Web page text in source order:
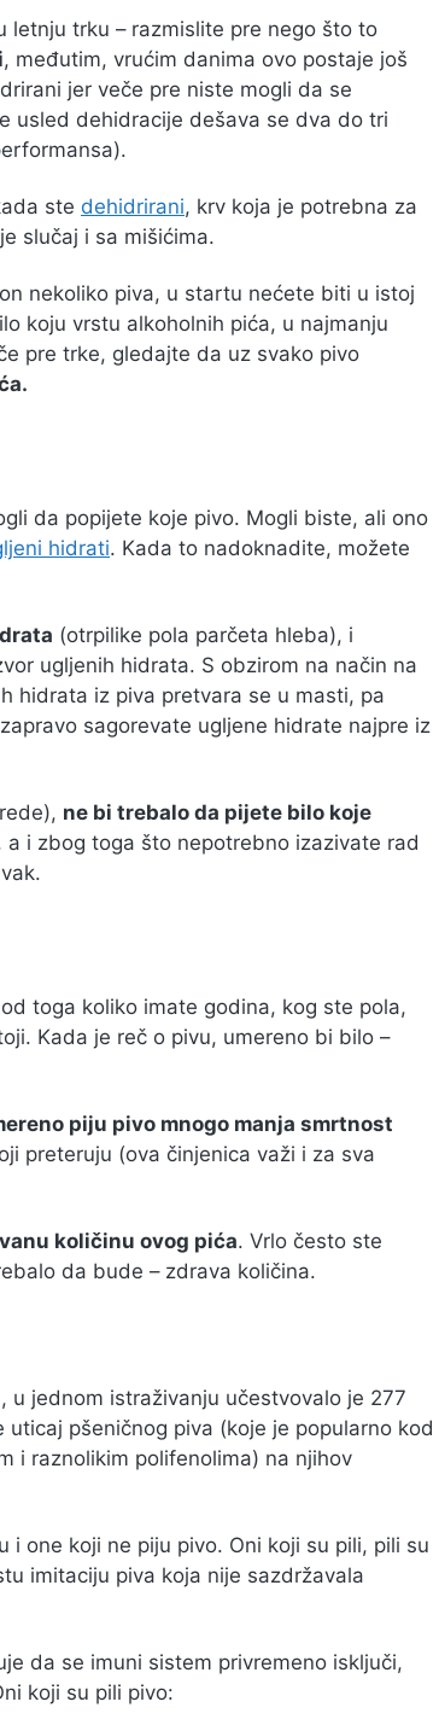
trku – razmislite pre nego što to
, međutim, vrućim danima ovo postaje još
jer veče pre niste mogli da se
usled dehidracije dešava se dva do tri
ste dehidrirani, krv koja je potrebna za
slučaj i sa mišićima.
nekoliko piva, u startu nećete biti u istoj
koju vrstu alkoholnih pića, u najmanju
pre trke, gledajte da uz svako pivo
da popijete koje pivo. Mogli biste, ali ono
hidrati. Kada to nadoknadite, možete
(otrpilike pola parčeta hleba), i
ugljenih hidrata. S obzirom na način na
hidrata iz piva pretvara se u masti, pa
sagorevate ugljene hidrate najpre iz
ne bi trebalo da pijete bilo koje
i zbog toga što nepotrebno izazivate rad
toga koliko imate godina, kog ste pola,
Kada je reč o pivu, umereno bi bilo –
piju pivo mnogo manja smrtnost
preteruju (ova činjenica važi i za sva
količinu ovog pića. Vrlo često ste
da bude – zdrava količina.
jednom istraživanju učestvovalo je 277
pšeničnog piva (koje je popularno kod
i raznolikim polifenolima) na njihov
one koji ne piju pivo. Oni koji su pili, pili su
imitaciju piva koja nije sazdržavala
da se imuni sistem privremeno isključi,
koji su pili pivo: